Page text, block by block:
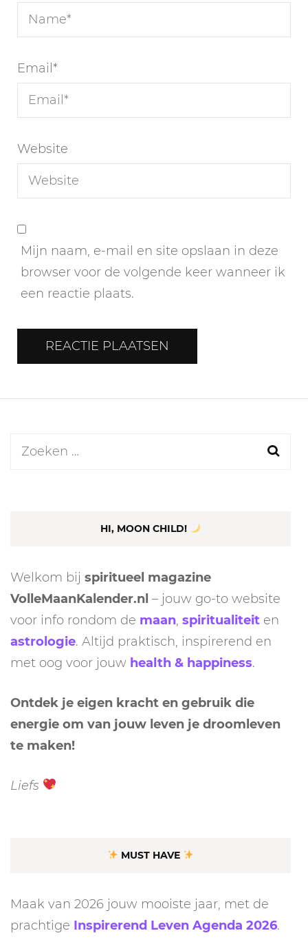
Email*
Website
Mijn naam, e-mail en site opslaan in deze
browser voor de volgende keer wanneer ik
een reactie plaats.
Zoeken
HI, MOON CHILD!
Welkom bij spiritueel magazine
VolleMaanKalender.nl – jouw go-to website
voor info rondom de maan, spiritualiteit en
astrologie. Altijd praktisch, inspirerend en
met oog voor jouw health & happiness.
Ontdek je eigen kracht en gebruik die
energie om van jouw leven je droomleven
te maken!
Liefs
MUST HAVE
Maak van 2026 jouw mooiste jaar, met de
prachtige Inspirerend Leven Agenda 2026.